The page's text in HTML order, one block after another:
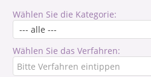
Wählen Sie die Kategorie:
Wählen Sie das Verfahren: